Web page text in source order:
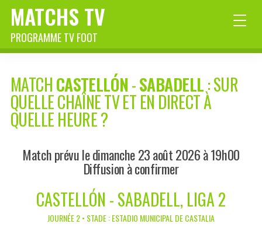
MATCHS TV
PROGRAMME TV FOOT
MATCHCASTELLÓN-SABADELL: SUR
QUELLE CHAÎNE TV ET EN DIRECT À
QUELLE HEURE ?
Match prévu le dimanche 23 août 2026 à 19h00
Diffusion à confirmer
CASTELLÓN - SABADELL, LIGA 2
JOURNÉE 2 • STADE : ESTADIO MUNICIPAL DE CASTALIA